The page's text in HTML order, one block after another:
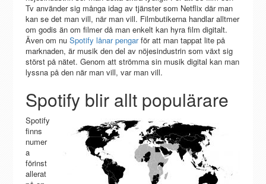
Tv använder sig många idag av tjänster som Netflix där man
kan se det man vill, när man vill. Filmbutikerna handlar alltmer
om godis än om filmer då man enkelt kan hyra film digitalt.
Även om nu Spotify lånar pengarför att man tappat lite på
marknaden, är musik den del av nöjesindustrin som växt sig
störst på nätet. Genom att strömma sin musik digital kan man
lyssna på den när man vill, var man vill.
Spotify blir allt populärare
Spotify
finns
numer
a
förinst
allerat